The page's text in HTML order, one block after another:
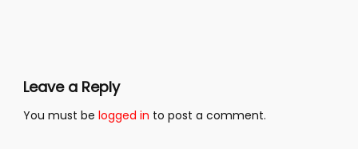
Leave a Reply
You must be logged in to post a comment.